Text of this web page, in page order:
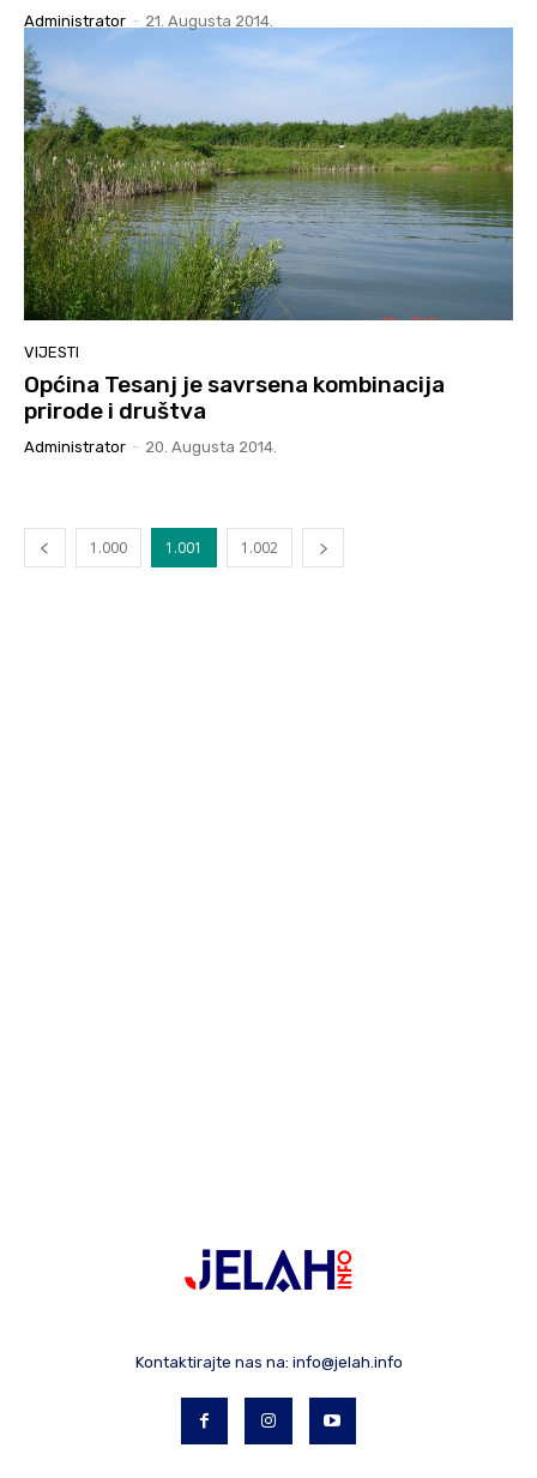
Administrator - 21. Augusta 2014.
VIJESTI
Općina Tesanj je savrsena kombinacija
prirode i društva
Administrator - 20. Augusta 2014.
1.000 1.001 1.002
Kontaktirajte nas na: info@jelah.info